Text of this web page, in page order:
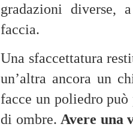
gradazioni diverse,
faccia.
Una sfaccettatura
un’altra ancora un
facce un poliedro
di ombre. Avere una